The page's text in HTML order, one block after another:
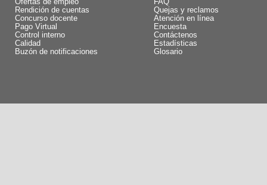
Ofertas de empleo
Rendición de cuentas
Concurso docente
Pago Virtual
Control interno
Calidad
Buzón de notificaciones
FAQ
Quejas y reclamos
Atención en línea
Encuesta
Contáctenos
Estadísticas
Glosario